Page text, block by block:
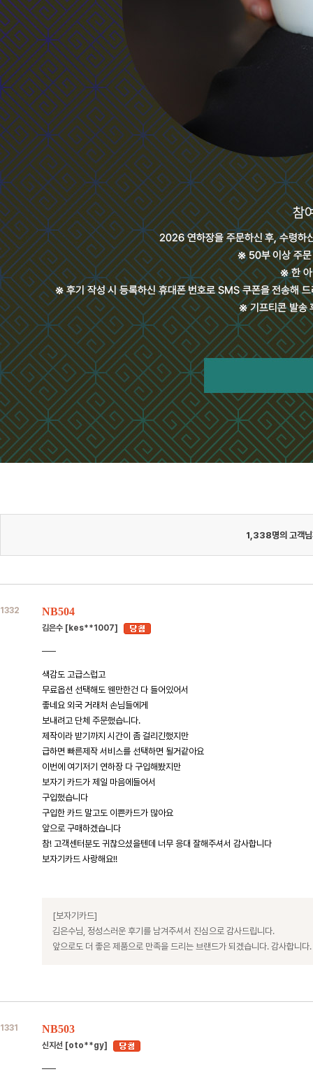
1,338명의 고객
1332 NB504
김은수 [kes**1007]
색감도 고급스럽고
무료옵션 선택해도 웬만한건 다 들어있어서
좋네요 외국 거래처 손님들에게
보내려고 단체 주문했습니다.
제작이라 받기까지 시간이 좀 걸리긴했지만
급하면 빠른제작 서비스를 선택하면 될거같아요
이번에 여기저기 연하장 다 구입해봤지만
보자기 카드가 제일 마음에들어서
구입했습니다
구입한 카드 말고도 이쁜카드가 많아요
앞으로 구매하겠습니다
참! 고객센터분도 귀찮으셨을텐데 너무 응대 잘해주셔서 감사합니다
보자기카드 사랑해요!!
[보자기카드]
김은수님, 정성스러운 후기를 남겨주셔서 진심으로 감사드립니다.
앞으로도 더 좋은 제품으로 만족을 드리는 브랜드가 되겠습니다. 감사합니다.
1331 NB503
신지선 [oto**gy]